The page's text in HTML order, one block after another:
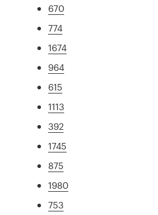
670
774
1674
964
615
1113
392
1745
875
1980
753